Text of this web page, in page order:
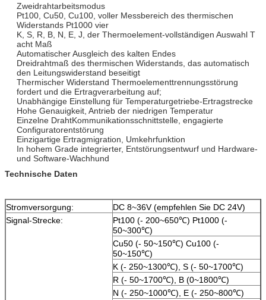
Zweidrahtarbeitsmodus
Pt100, Cu50, Cu100, voller Messbereich des thermischen
Widerstands Pt1000 vier
K, S, R, B, N, E, J, der Thermoelement-vollständigen Auswahl T
acht Maß
Automatischer Ausgleich des kalten Endes
Dreidrahtmaß des thermischen Widerstands, das automatisch
den Leitungswiderstand beseitigt
Thermischer Widerstand Thermoelementtrennungsstörung
fordert und die Ertragverarbeitung auf;
Unabhängige Einstellung für Temperaturgetriebe-Ertragstrecke
Hohe Genauigkeit, Antrieb der niedrigen Temperatur
Einzelne DrahtKommunikationsschnittstelle, engagierte
Configuratorentstörung
Einzigartige Ertragmigration, Umkehrfunktion
In hohem Grade integrierter, Entstörungsentwurf und Hardware-
und Software-Wachhund
Technische Daten
Stromversorgung:
DC 8~36V (empfehlen Sie DC 24V)
Signal-Strecke:
Pt100 (- 200~650℃) Pt1000 (-
50~300℃)
Cu50 (- 50~150℃) Cu100 (-
50~150℃)
K (- 250~1300℃), S (- 50~1700℃)
R (- 50~1700℃), B (0~1800℃)
N (- 250~1000℃), E (- 250~800℃)